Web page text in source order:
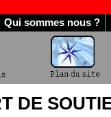
Qui sommes nous ?
DE